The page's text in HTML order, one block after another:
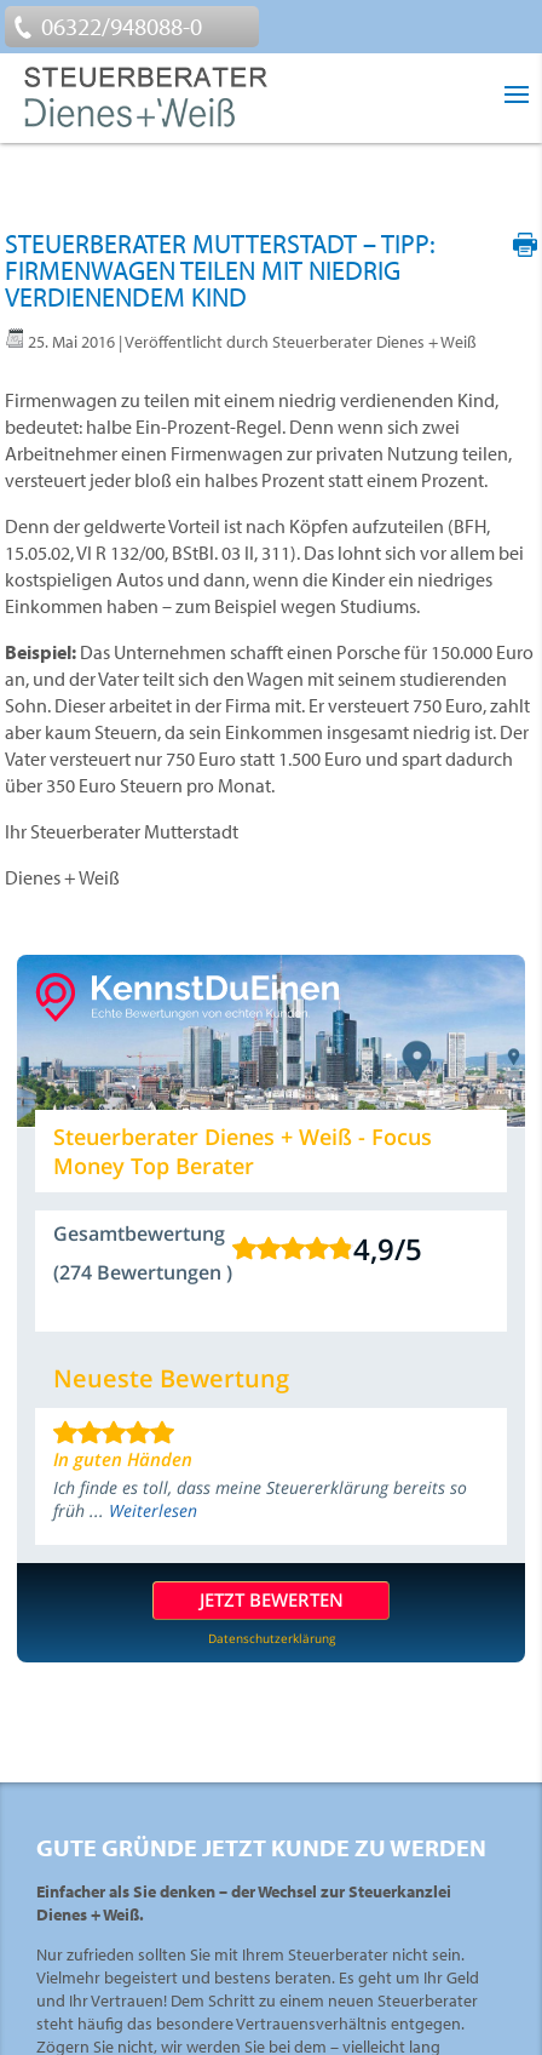
06322/948088-0
STEUERBERATER MUTTERSTADT – TIPP:
FIRMENWAGEN TEILEN MIT NIEDRIG
VERDIENENDEM KIND
25. Mai 2016 | Veröffentlicht durch Steuerberater Dienes + Weiß
Firmenwagen zu teilen mit einem niedrig verdienenden Kind,
bedeutet: halbe Ein-Prozent-Regel. Denn wenn sich zwei
Arbeitnehmer einen Firmenwagen zur privaten Nutzung teilen,
versteuert jeder bloß ein halbes Prozent statt einem Prozent.
Denn der geldwerte Vorteil ist nach Köpfen aufzuteilen (BFH,
15.05.02, VI R 132/00, BStBl. 03 II, 311). Das lohnt sich vor allem bei
kostspieligen Autos und dann, wenn die Kinder ein niedriges
Einkommen haben – zum Beispiel wegen Studiums.
Beispiel: Das Unternehmen schafft einen Porsche für 150.000 Euro
an, und der Vater teilt sich den Wagen mit seinem studierenden
Sohn. Dieser arbeitet in der Firma mit. Er versteuert 750 Euro, zahlt
aber kaum Steuern, da sein Einkommen insgesamt niedrig ist. Der
Vater versteuert nur 750 Euro statt 1.500 Euro und spart dadurch
über 350 Euro Steuern pro Monat.
Ihr Steuerberater Mutterstadt
Dienes + Weiß
Steuerberater Dienes + Weiß - Focus
Money Top Berater
Gesamtbewertung
(274 Bewertungen )
4,9/5
Neueste Bewertung
In guten Händen
Ich finde es toll, dass meine Steuererklärung bereits so
früh ... Weiterlesen
JETZT BEWERTEN
Datenschutzerklärung
GUTE GRÜNDE JETZT KUNDE ZU WERDEN
Einfacher als Sie denken – der Wechsel zur Steuerkanzlei
Dienes + Weiß.
Nur zufrieden sollten Sie mit Ihrem Steuerberater nicht sein.
Vielmehr begeistert und bestens beraten. Es geht um Ihr Geld
und Ihr Vertrauen! Dem Schritt zu einem neuen Steuerberater
steht häufig das besondere Vertrauensverhältnis entgegen.
Zögern Sie nicht, wir werden Sie bei dem – vielleicht lang